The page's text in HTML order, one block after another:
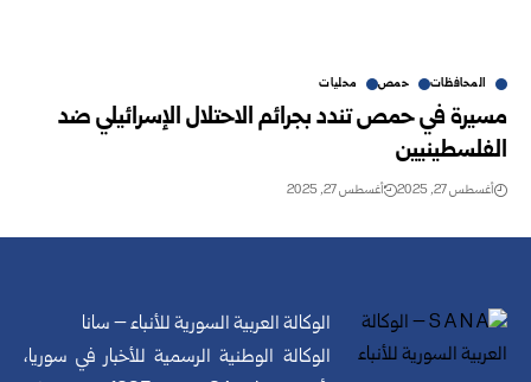
المحافظات حمص محليات
مسيرة في حمص تندد بجرائم الاحتلال الإسرائيلي ضد
الفلسطينيين
أغسطس 27, 2025 أغسطس 27, 2025
الوكالة العربية السورية للأنباء – سانا
الوكالة الوطنية الرسمية للأخبار في سوريا،